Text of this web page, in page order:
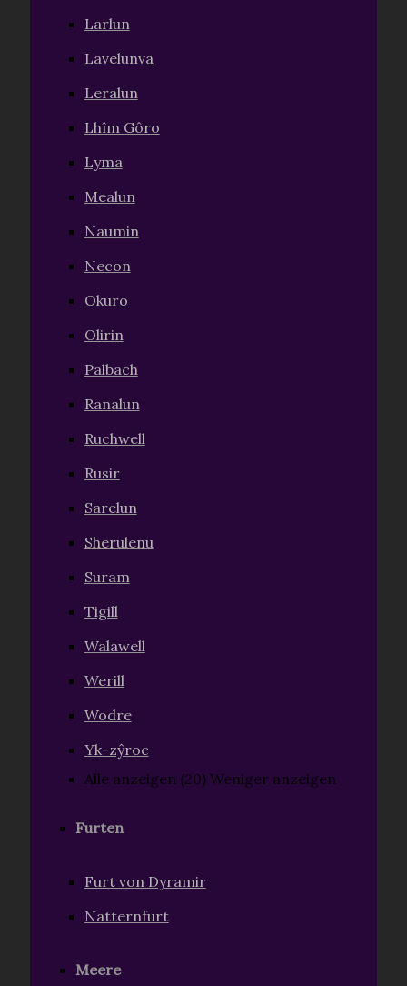
Larlun
Lavelunva
Leralun
Lhîm Gôro
Lyma
Mealun
Naumin
Necon
Okuro
Olirin
Palbach
Ranalun
Ruchwell
Rusir
Sarelun
Sherulenu
Suram
Tigill
Walawell
Werill
Wodre
Yk-zŷroc
Alle anzeigen (20) Weniger anzeigen
Furten
Furt von Dyramir
Natternfurt
Meere